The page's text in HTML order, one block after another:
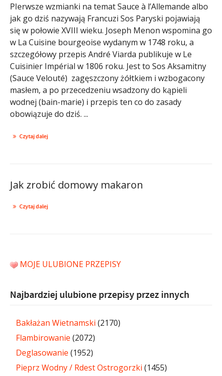
PIerwsze wzmianki na temat Sauce à l’Allemande albo
jak go dziś nazywają Francuzi Sos Paryski pojawiają
się w połowie XVIII wieku. Joseph Menon wspomina go
w La Cuisine bourgeoise wydanym w 1748 roku, a
szczegółowy przepis André Viarda publikuje w Le
Cuisinier Impérial w 1806 roku. Jest to Sos Aksamitny
(Sauce Velouté) zagęszczony żółtkiem i wzbogacony
masłem, a po przecedzeniu wsadzony do kąpieli
wodnej (bain-marie) i przepis ten co do zasady
obowiązuje do dziś. ...
Czytaj dalej
Jak zrobić domowy makaron
Czytaj dalej
MOJE ULUBIONE PRZEPISY
Najbardziej ulubione przepisy przez innych
Bakłażan Wietnamski (2170)
Flambirowanie (2072)
Deglasowanie (1952)
Pieprz Wodny / Rdest Ostrogorzki (1455)